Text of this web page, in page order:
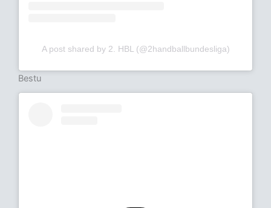
A post shared by 2. HBL (@2handballbundesliga)
Bestu